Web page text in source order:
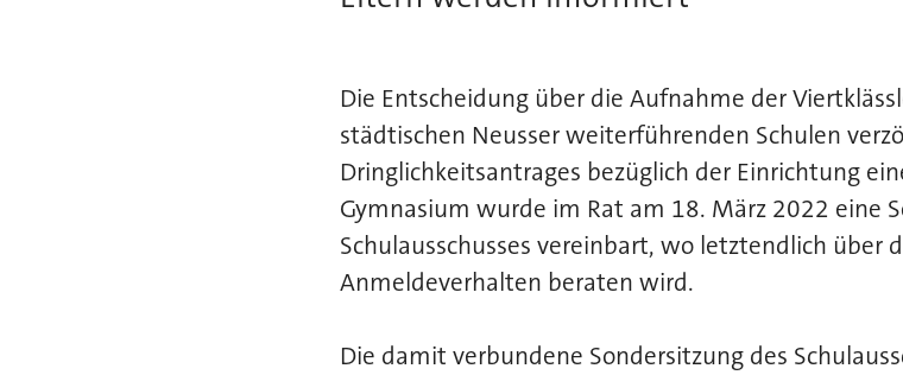
Die Entscheidung über die Aufnahme der
städtischen Neusser weiterführenden Schulen
Dringlichkeitsantrages bezüglich der Einrichtung
Gymnasium wurde im Rat am 18. März 2022 eine
Schulausschusses vereinbart, wo letztendlich über
Anmeldeverhalten beraten wird.
Die damit verbundene Sondersitzung des